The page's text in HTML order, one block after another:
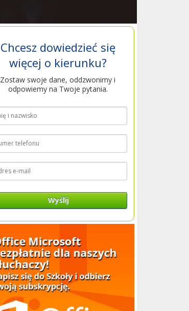
Chcesz dowiedzieć się
więcej o kierunku?
Zostaw swoje dane, oddzwonimy i
odpowiemy na Twoje pytania.
Wyślij